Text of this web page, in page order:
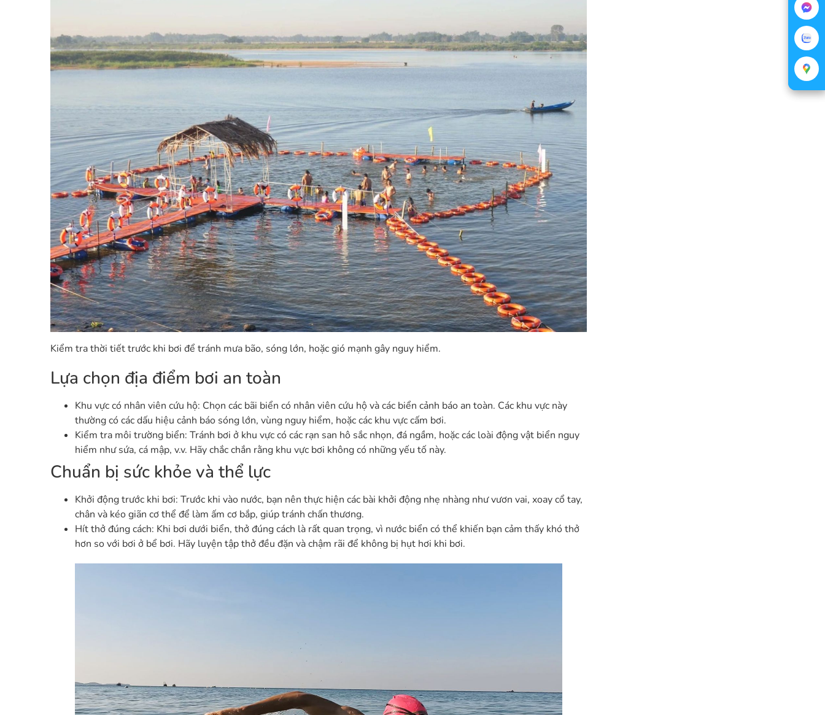
Kiểm tra thời tiết trước khi bơi để tránh mưa bão, sóng lớn, hoặc gió mạnh gây nguy hiểm.
Lựa chọn địa điểm bơi an toàn
Khu vực có nhân viên cứu hộ: Chọn các bãi biển có nhân viên cứu hộ và các biển cảnh báo an toàn. Các khu vực này
thường có các dấu hiệu cảnh báo sóng lớn, vùng nguy hiểm, hoặc các khu vực cấm bơi.
Kiểm tra môi trường biển: Tránh bơi ở khu vực có các rạn san hô sắc nhọn, đá ngầm, hoặc các loài động vật biển nguy
hiểm như sứa, cá mập, v.v. Hãy chắc chắn rằng khu vực bơi không có những yếu tố này.
Chuẩn bị sức khỏe và thể lực
Khởi động trước khi bơi: Trước khi vào nước, bạn nên thực hiện các bài khởi động nhẹ nhàng như vươn vai, xoay cổ tay,
chân và kéo giãn cơ thể để làm ấm cơ bắp, giúp tránh chấn thương.
Hít thở đúng cách: Khi bơi dưới biển, thở đúng cách là rất quan trọng, vì nước biển có thể khiến bạn cảm thấy khó thở
hơn so với bơi ở bể bơi. Hãy luyện tập thở đều đặn và chậm rãi để không bị hụt hơi khi bơi.